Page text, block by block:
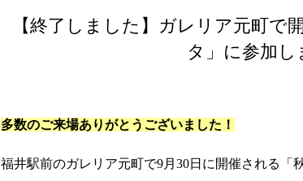
【終了しました】ガレリア元町で
タ」に参加し
多数のご来場ありがとうございました！
福井駅前のガレリア元町で9月30日に開催される「